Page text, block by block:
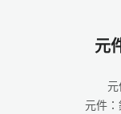
元
元
元件